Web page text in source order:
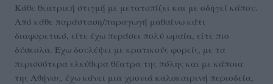
Κάθε θεατρική στιγμή με μετατοπίζει και με οδηγεί κάπου.
Από κάθε παράσταση/παραγωγή μαθαίνω κάτι
διαφορετικό, είτε έχω περάσει πολύ ωραία, είτε πιο
δύσκολα. Έχω δουλέψει με κρατικούς φορείς, με τα
περισσότερα ελεύθερα θέατρα της πόλης και με κάποια
της Αθήνας, έχω κάνει μια χρονιά καλοκαιρινή περιοδεία,